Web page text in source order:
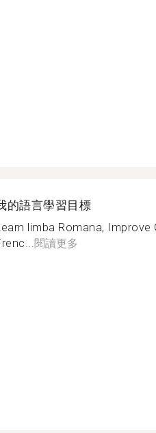
的語言學習目標
limba Romana, Improve
閱讀更多